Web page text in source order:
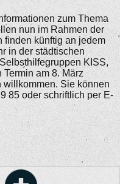
zum Thema
nun im Rahmen der
finden künftig an jedem
in der städtischen
KISS,
am 8. März
Sie können
85 oder schriftlich per E-